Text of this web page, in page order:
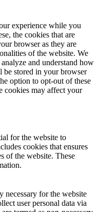
experience while you
the cookies that are
browser as they are
of the website. We
and understand how
be stored in your browser
option to opt-out of these
cookies may affect your
for the website to
cookies that ensures
of the website. These
necessary for the website
user personal data via